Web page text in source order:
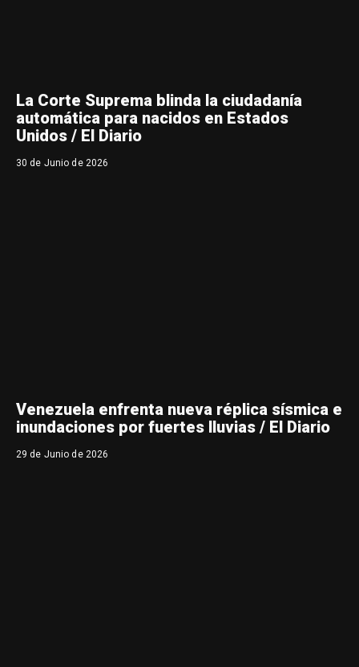
La Corte Suprema blinda la ciudadanía
automática para nacidos en Estados
Unidos / El Diario
30 de Junio de 2026
Venezuela enfrenta nueva réplica sísmica e
inundaciones por fuertes lluvias / El Diario
29 de Junio de 2026